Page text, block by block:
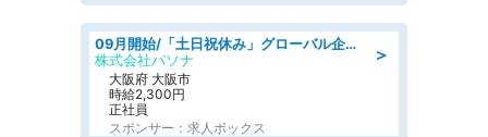
＞
09月開始/「土日祝休み」グローバル企業での産業保健のお仕事/保健師/高時給/残業なし/服装自由
株式会社パソナ
大阪府 大阪市
時給2,300円
正社員
スポンサー：求人ボックス